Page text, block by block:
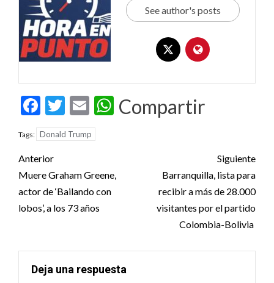
See author's posts
Facebook
Twitter
EmailWhatsApp
Compartir
Tags: Donald Trump
Post
navigation
Anterior
Muere Graham Greene,
actor de ‘Bailando con
lobos’, a los 73 años
Siguiente
Barranquilla, lista para
recibir a más de 28.000
visitantes por el partido
Colombia-Bolivia
Deja una respuesta